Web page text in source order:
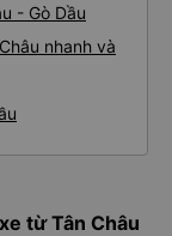
- Gò Dầu
nhanh và
từ Tân Châu